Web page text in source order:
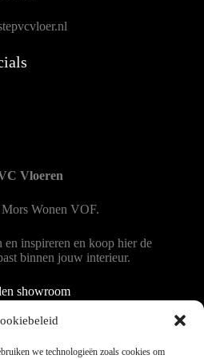
we technologieën zoals cookies om
Vloeren
Wonen VOF.
inspireren en koop hier de
binnen jouw interieur.
showroom
9:00 - 18:00
tot 15:00